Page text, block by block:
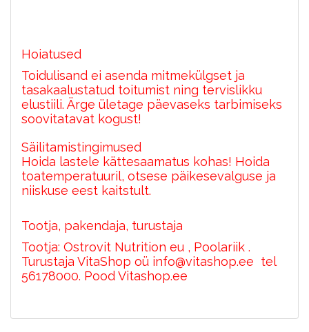
Hoiatused
Toidulisand ei asenda mitmekülgset ja
tasakaalustatud toitumist ning tervislikku
elustiili. Ärge ületage päevaseks tarbimiseks
soovitatavat kogust!
Säilitamistingimused
Hoida lastele kättesaamatus kohas! Hoida
toatemperatuuril, otsese päikesevalguse ja
niiskuse eest kaitstult.
Tootja, pakendaja, turustaja
Tootja: Ostrovit Nutrition eu , Poolariik .
Turustaja VitaShop oü info@vitashop.ee tel
56178000. Pood Vitashop.ee